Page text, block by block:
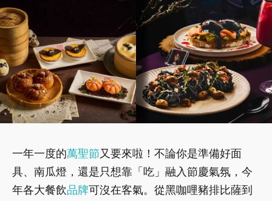
一年一度的萬聖節又要來啦！不論你是準備好面
具、南瓜燈，還是只想靠「吃」融入節慶氣氛，今
年各大餐飲品牌可沒在客氣。從黑咖哩豬排比薩到